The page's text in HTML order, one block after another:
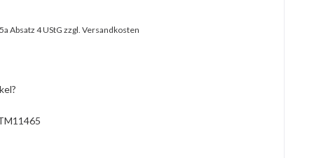
Absatz 4 UStGzzgl. Versandkosten